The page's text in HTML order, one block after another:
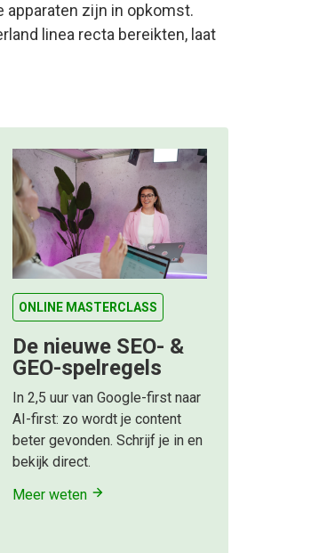
apparaten zijn in opkomst.
linea recta bereikten, laat
ONLINE MASTERCLASS
De nieuwe SEO- &
GEO-spelregels
In 2,5 uur van Google-first naar
AI-first: zo wordt je content
beter gevonden. Schrijf je in en
bekijk direct.
Meer weten